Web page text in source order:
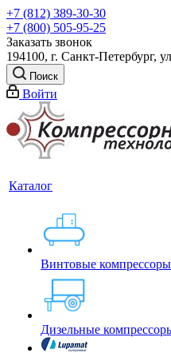
+7 (812) 389-30-30
+7 (800) 505-95-25
Заказать звонок
194100, г. Санкт-Петербург,
Поиск
Войти
Каталог
Винтовые компрессоры
Дизельные